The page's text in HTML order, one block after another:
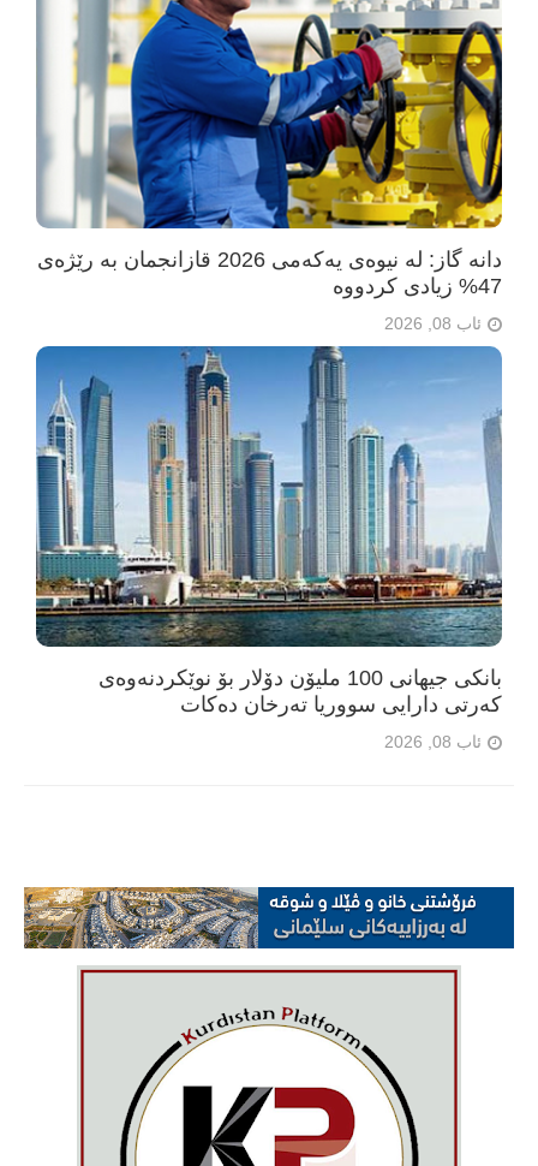
دانە گاز: لە نیوەی یەکەمی 2026 قازانجمان بە رێژەی
47% زیادی کردووە
ئاب 08, 2026
بانکی جیهانی 100 ملیۆن دۆلار بۆ نوێکردنەوەی
کەرتی دارایی سووریا تەرخان دەکات
ئاب 08, 2026